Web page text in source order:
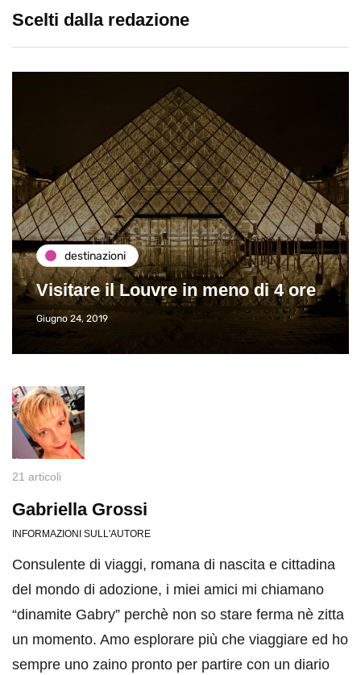
Scelti dalla redazione
destinazioni
Visitare il Louvre in meno di 4 ore
Giugno 24, 2019
21 articoli
Gabriella Grossi
INFORMAZIONI SULL'AUTORE
Consulente di viaggi, romana di nascita e cittadina
del mondo di adozione, i miei amici mi chiamano
“dinamite Gabry” perchè non so stare ferma nè zitta
un momento. Amo esplorare più che viaggiare ed ho
sempre uno zaino pronto per partire con un diario